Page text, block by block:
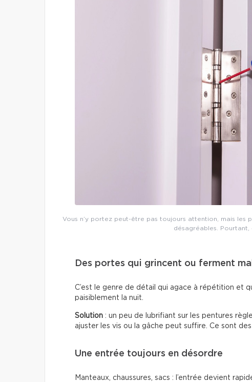
Vous n’y portez peut-être pas toujours attention, mais
désagréables. Pourtant,
Des portes qui grincent ou ferment mal
C’est le genre de détail qui agace à répétition et
paisiblement la nuit.
Solution : un peu de lubrifiant sur les pentures
ajuster les vis ou la gâche peut suffire. Ce sont
Une entrée toujours en désordre
Manteaux, chaussures, sacs : l’entrée devient